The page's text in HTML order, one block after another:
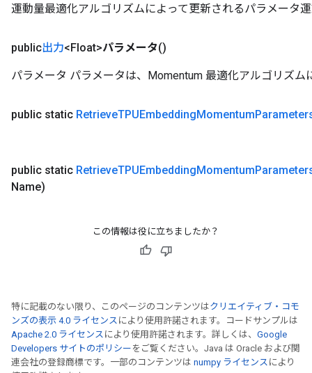
運動量最適化アルゴリズムによって更新されるパラメータ
public出力<Float>パラメータ()
パラメータ パラメータは、Momentum 最適化アルゴリズム
public static RetrieveTPUEmbeddingMomentum
public static RetrieveTPUEmbeddingMomentum
Name)
この情報は役に立ちましたか？
特に記載のない限り、このページのコンテンツはクリエイティブ・コモ
ンズの表示 4.0 ライセンス により使用許諾されます。コードサンプルは
Apache 2.0 ライセンス により使用許諾されます。詳しくは、 Google
Developers サイトのポリシー をご覧ください。Java は Oracle および関
連会社の登録商標です。一部のコンテンツは numpy ライセンス により